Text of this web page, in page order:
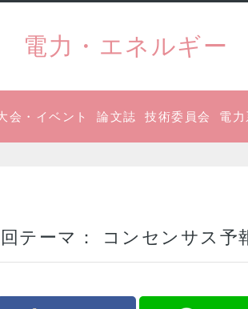
電力・エネルギー
会・イベント 論文誌 技術委員会 電
テーマ： コンセンサス予